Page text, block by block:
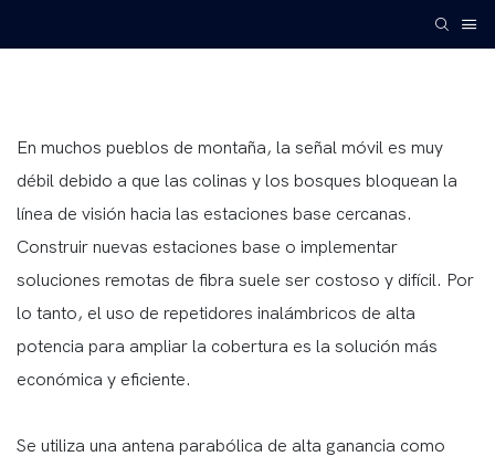
En muchos pueblos de montaña, la señal móvil es muy
débil debido a que las colinas y los bosques bloquean la
línea de visión hacia las estaciones base cercanas.
Construir nuevas estaciones base o implementar
soluciones remotas de fibra suele ser costoso y difícil. Por
lo tanto, el uso de repetidores inalámbricos de alta
potencia para ampliar la cobertura es la solución más
económica y eficiente.
Se utiliza una antena parabólica de alta ganancia como